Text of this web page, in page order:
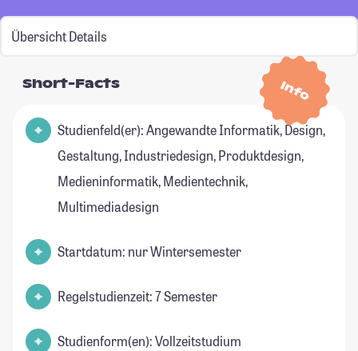
Übersicht Details
Info
Short-Facts
Studienfeld(er): Angewandte Informatik, Design,
Gestaltung, Industriedesign, Produktdesign,
Medieninformatik, Medientechnik,
Multimediadesign
Startdatum: nur Wintersemester
Regelstudienzeit: 7 Semester
Studienform(en): Vollzeitstudium